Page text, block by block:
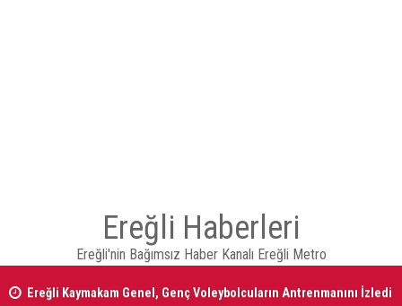
Ereğli Haberleri
Ereğli'nin Bağımsız Haber Kanalı Ereğli Metro
Ereğli Kaymakam Genel, Genç Voleybolcuların Antrenmanını İzledi